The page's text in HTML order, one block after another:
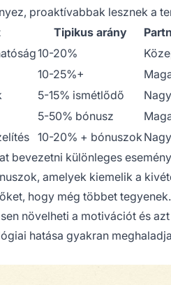
proaktívabbak lesznek a
Tipikus arány
10-20%
10-25%+
5-15% ismétlődő
5-50% bónusz
10-20% + bónuszok
bevezetni különleges
amelyek kiemelik a
hogy még többet
növelheti a motivációt és
hatása gyakran